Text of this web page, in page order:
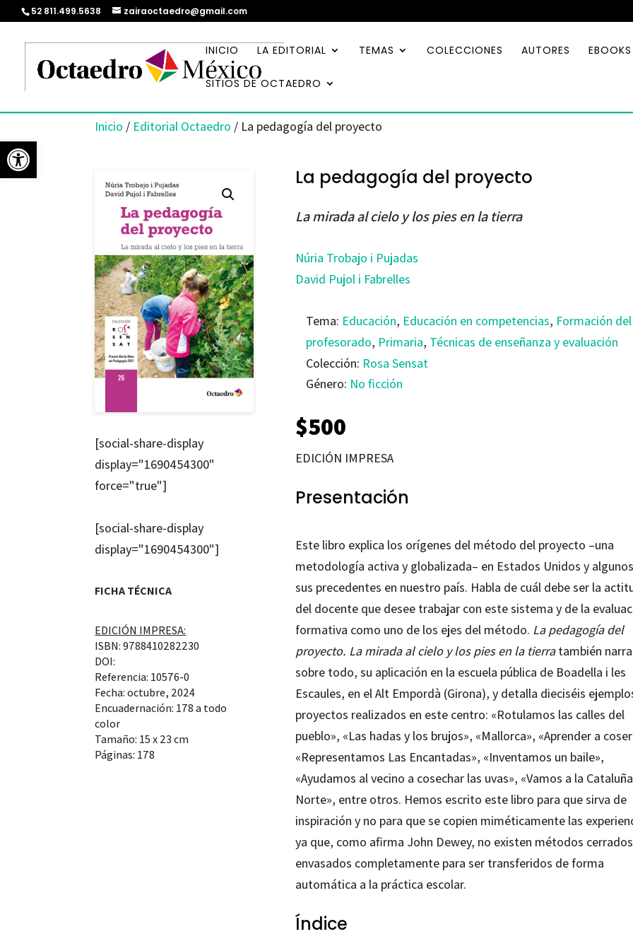
Abrir barra de herramientas
52 811.499.5638 zairaoctaedro@gmail.com
INICIO LA EDITORIAL TEMAS COLECCIONES AUTORES EBOOKS
SITIOS DE OCTAEDRO
Inicio / Editorial Octaedro / La pedagogía del proyecto
[social-share-display
display="1690454300"
force="true"]
[social-share-display
display="1690454300"]
FICHA TÉCNICA
EDICIÓN IMPRESA:
ISBN: 9788410282230
DOI:
Referencia: 10576-0
Fecha: octubre, 2024
Encuadernación: 178 a todo
color
Tamaño: 15 x 23 cm
Páginas: 178
La pedagogía del proyecto
La mirada al cielo y los pies en la tierra
Núria Trobajo i Pujadas
David Pujol i Fabrelles
Tema: Educación, Educación en competencias, Formación del
profesorado, Primaria, Técnicas de enseñanza y evaluación
Colección: Rosa Sensat
Género: No ficción
$500
EDICIÓN IMPRESA
Presentación
Este libro explica los orígenes del método del proyecto –una
metodología activa y globalizada– en Estados Unidos y
sus precedentes en nuestro país. Habla de cuál debe ser la
del docente que desee trabajar con este sistema y de la
formativa como uno de los ejes del método. La pedagogía del
proyecto. La mirada al cielo y los pies en la tierratambién
sobre todo, su aplicación en la escuela pública de Boadella i les
Escaules, en el Alt Empordà (Girona), y detalla dieciséis
proyectos realizados en este centro: «Rotulamos las calles del
pueblo», «Las hadas y los brujos», «Mallorca», «Aprender a
«Representamos Las Encantadas», «Inventamos un baile»,
«Ayudamos al vecino a cosechar las uvas», «Vamos a la Cataluña
Norte», entre otros. Hemos escrito este libro para que sirva de
inspiración y no para que se copien miméticamente las
ya que, como afirma John Dewey, no existen métodos
envasados completamente para ser transferidos de forma
automática a la práctica escolar.
Índice